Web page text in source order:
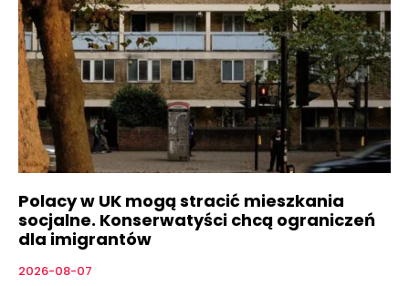
Polacy w UK mogą stracić mieszkania
socjalne. Konserwatyści chcą ograniczeń
dla imigrantów
2026-08-07